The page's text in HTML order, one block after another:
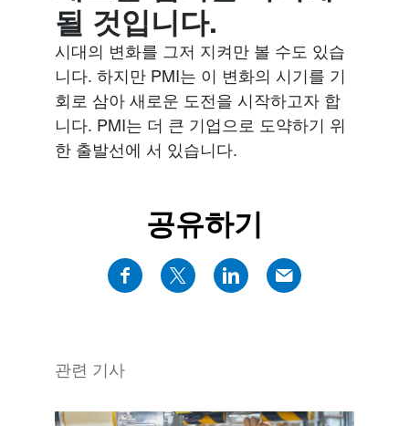
될 것입니다.
시대의 변화를 그저 지켜만 볼 수도 있습
니다. 하지만 PMI는 이 변화의 시기를 기
회로 삼아 새로운 도전을 시작하고자 합
니다. PMI는 더 큰 기업으로 도약하기 위
한 출발선에 서 있습니다.
공유하기
관련 기사